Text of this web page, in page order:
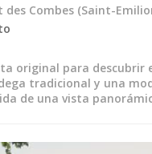
de vinos Provenza
de vinos Savoie
de vinos Sudoeste
de vinos Valle del
Combes (Saint-
original para descubrir
tradicional y una
de una vista